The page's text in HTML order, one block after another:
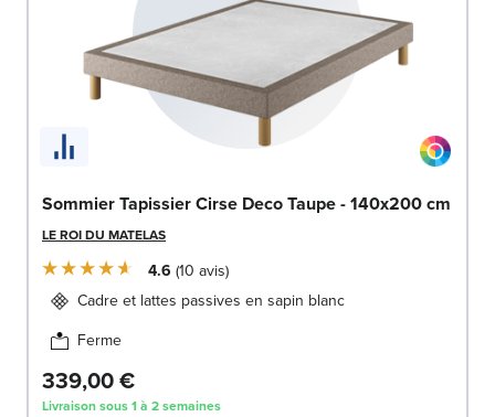
Sommier Tapissier Cirse Deco Taupe - 140x200 cm
LE ROI DU MATELAS
4.6 10 avis
Cadre et lattes passives en sapin blanc
Ferme
339,00 €
Livraison sous 1 à 2 semaines